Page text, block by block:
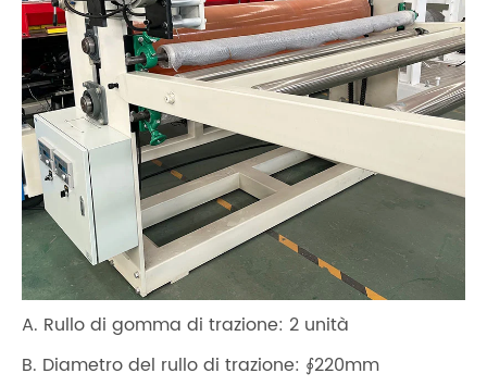
A. Rullo di gomma di trazione: 2 unità
B. Diametro del rullo di trazione: ∮220mm